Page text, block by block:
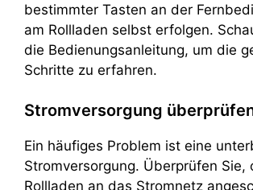
bestimmter Tasten an der
am Rollladen selbst erfolgen.
die Bedienungsanleitung, um die
Schritte zu erfahren.
Stromversorgung
Ein häufiges Problem ist eine
Stromversorgung. Überprüfen Sie,
Rollladen an das Stromnetz